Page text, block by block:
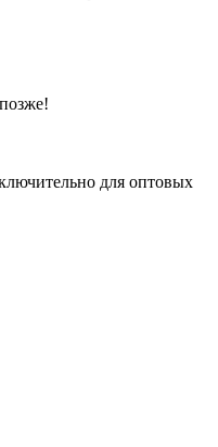
для оптовых